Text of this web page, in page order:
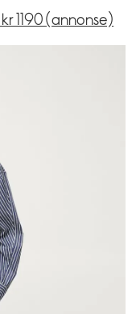
1190 (annonse)